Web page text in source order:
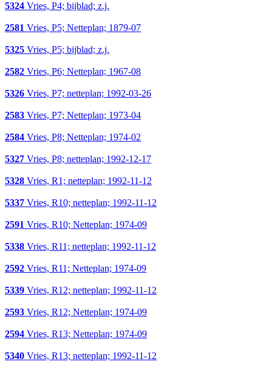
5324 Vries, P4; bijblad; z.j.
2581 Vries, P5; Netteplan; 1879-07
5325 Vries, P5; bijblad; z.j.
2582 Vries, P6; Netteplan; 1967-08
5326 Vries, P7; netteplan; 1992-03-26
2583 Vries, P7; Netteplan; 1973-04
2584 Vries, P8; Netteplan; 1974-02
5327 Vries, P8; netteplan; 1992-12-17
5328 Vries, R1; netteplan; 1992-11-12
5337 Vries, R10; netteplan; 1992-11-12
2591 Vries, R10; Netteplan; 1974-09
5338 Vries, R11; netteplan; 1992-11-12
2592 Vries, R11; Netteplan; 1974-09
5339 Vries, R12; netteplan; 1992-11-12
2593 Vries, R12; Netteplan; 1974-09
2594 Vries, R13; Netteplan; 1974-09
5340 Vries, R13; netteplan; 1992-11-12